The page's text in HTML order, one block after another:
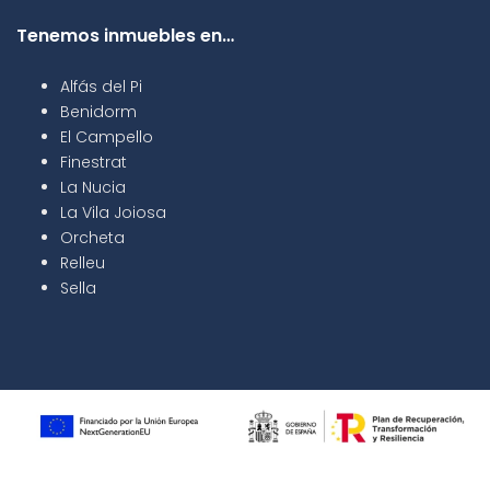
Tenemos inmuebles en…
Alfás del Pi
Benidorm
El Campello
Finestrat
La Nucia
La Vila Joiosa
Orcheta
Relleu
Sella